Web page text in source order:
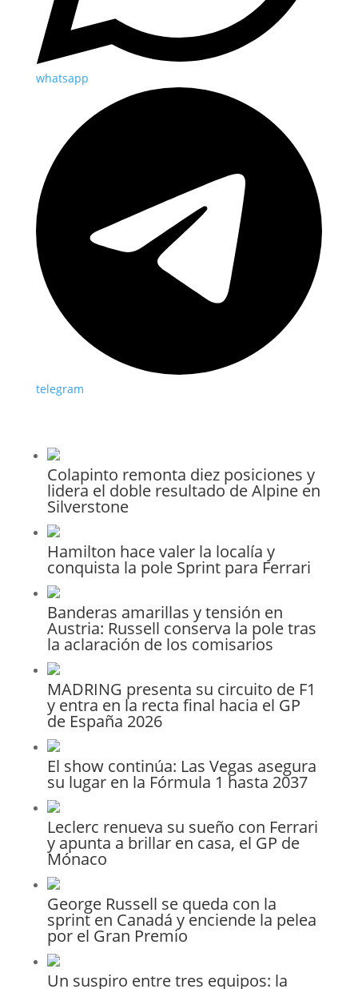
whatsapp
telegram
Colapinto remonta diez posiciones y
lidera el doble resultado de Alpine en
Silverstone
Hamilton hace valer la localía y
conquista la pole Sprint para Ferrari
Banderas amarillas y tensión en
Austria: Russell conserva la pole tras
la aclaración de los comisarios
MADRING presenta su circuito de F1
y entra en la recta final hacia el GP
de España 2026
El show continúa: Las Vegas asegura
su lugar en la Fórmula 1 hasta 2037
Leclerc renueva su sueño con Ferrari
y apunta a brillar en casa, el GP de
Mónaco
George Russell se queda con la
sprint en Canadá y enciende la pelea
por el Gran Premio
Un suspiro entre tres equipos: la